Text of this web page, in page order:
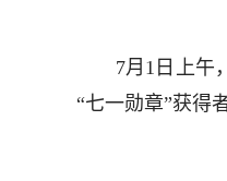
7月1日上午，
“七一勋章”获得